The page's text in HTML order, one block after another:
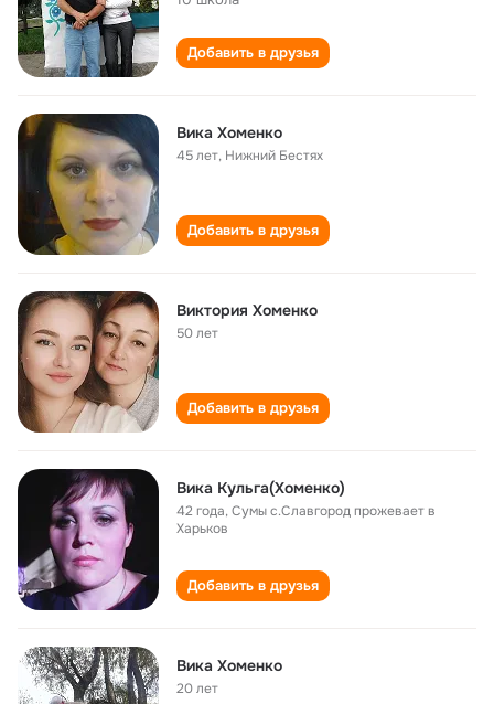
Добавить в друзья
Вика Хоменко
45 лет, Нижний Бестях
Добавить в друзья
Виктория Хоменко
50 лет
Добавить в друзья
Вика Кульга(Хоменко)
42 года,Сумы с.Славгород прожевает в
Харьков
Добавить в друзья
Вика Хоменко
20 лет